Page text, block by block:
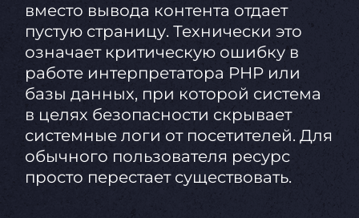
вместо вывода контента отдает
пустую страницу. Технически это
означает критическую ошибку в
работе интерпретатора PHP или
базы данных, при которой система
в целях безопасности скрывает
системные логи от посетителей. Для
обычного пользователя ресурс
просто перестает существовать.